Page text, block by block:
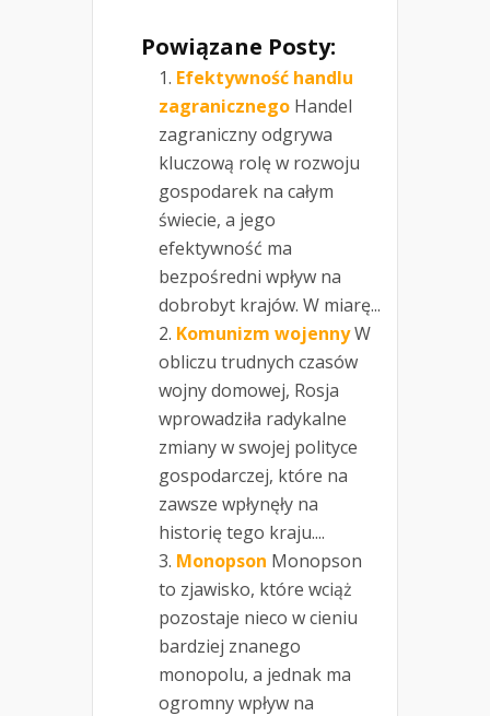
Powiązane Posty:
Efektywność handlu
zagranicznego Handel
zagraniczny odgrywa
kluczową rolę w rozwoju
gospodarek na całym
świecie, a jego
efektywność ma
bezpośredni wpływ na
dobrobyt krajów. W miarę...
Komunizm wojennyW
obliczu trudnych czasów
wojny domowej, Rosja
wprowadziła radykalne
zmiany w swojej polityce
gospodarczej, które na
zawsze wpłynęły na
historię tego kraju....
Monopson Monopson
to zjawisko, które wciąż
pozostaje nieco w cieniu
bardziej znanego
monopolu, a jednak ma
ogromny wpływ na